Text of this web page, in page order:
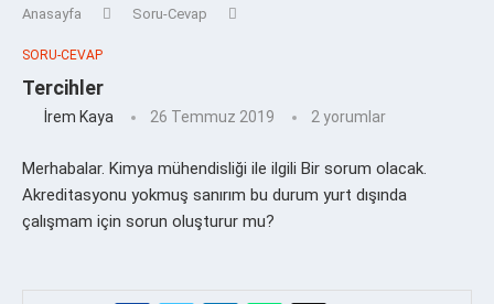
Anasayfa Soru-Cevap
SORU-CEVAP
Tercihler
İrem Kaya 26 Temmuz 2019 2 yorumlar
Merhabalar. Kimya mühendisliği ile ilgili Bir sorum olacak.
Akreditasyonu yokmuş sanırım bu durum yurt dışında
çalışmam için sorun oluşturur mu?